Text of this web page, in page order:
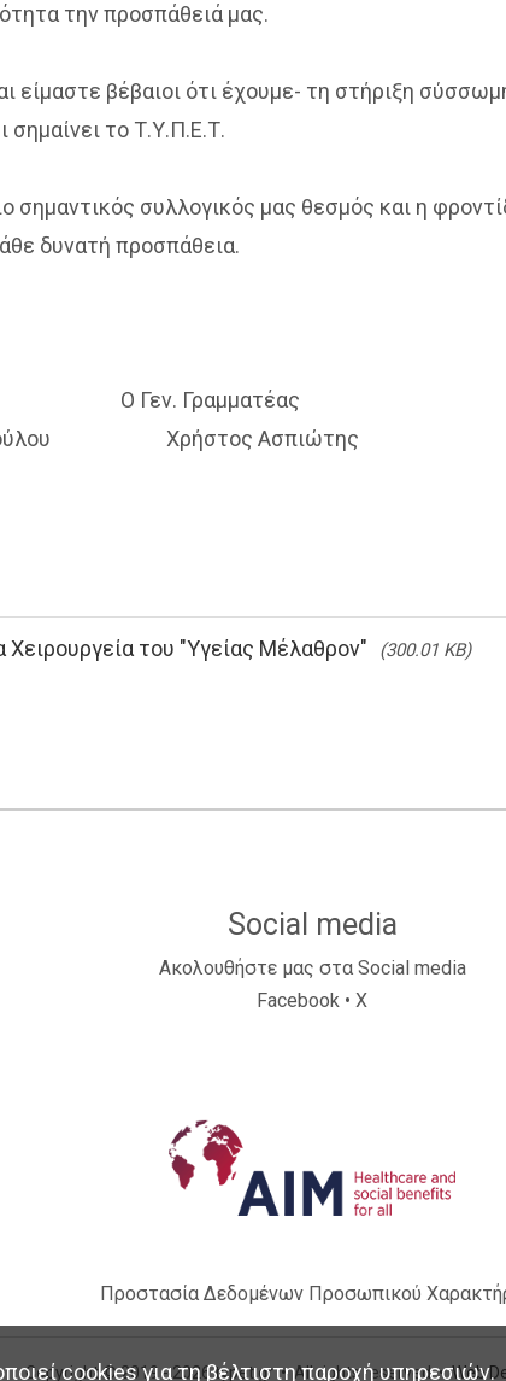
την προσπάθειά μας.
είμαστε βέβαιοι ότι έχουμε- τη στήριξη
σημαίνει το Τ.Υ.Π.Ε.Τ.
σημαντικός συλλογικός μας θεσμός και η
δυνατή προσπάθεια.
Γραμματέας
Χρήστος Ασπιώτης
Χειρουργεία του "Υγείας Μέλαθρον" (300.01 KB)
Social media
Ακολουθήστε μας στα Social media
Facebook • X
Προστασία Δεδομένων Προσωπικού
Copyright © 2019 - 2026 typet.gr • All rights reserved •Web
cookies για τη βέλτιστη παροχή υπηρεσιών.